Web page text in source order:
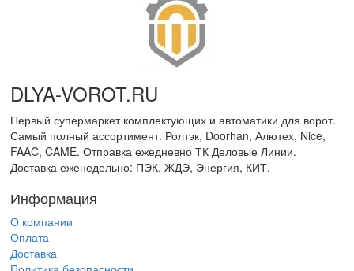
DLYA-VOROT.RU
Первый супермаркет комплектующих и автоматики для ворот.
Самый полный ассортимент. Ролтэк, Doorhan, Алютех, Nice,
FAAC, CAME. Отправка ежедневно ТК Деловые Линии.
Доставка еженедельно: ПЭК, ЖДЭ, Энергия, КИТ.
Информация
О компании
Оплата
Доставка